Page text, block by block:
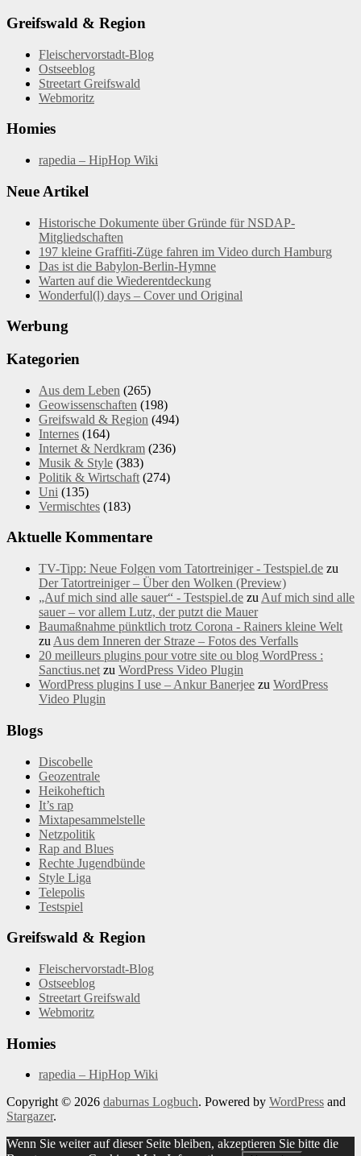
Greifswald & Region
Fleischervorstadt-Blog
Ostseeblog
Streetart Greifswald
Webmoritz
Homies
rapedia – HipHop Wiki
Neue Artikel
Historische Dokumente über Gründe für NSDAP-
Mitgliedschaften
197 kleine Graffiti-Züge fahren im Video durch Hamburg
Das ist die Babylon-Berlin-Hymne
Warten auf die Wiederentdeckung
Wonderful(l) days – Cover und Original
Werbung
Kategorien
Aus dem Leben (265)
Geowissenschaften (198)
Greifswald & Region (494)
Internes (164)
Internet & Nerdkram (236)
Musik & Style (383)
Politik & Wirtschaft (274)
Uni (135)
Vermischtes (183)
Aktuelle Kommentare
TV-Tipp: Neue Folgen vom Tatortreiniger - Testspiel.de zu
Der Tatortreiniger – Über den Wolken (Preview)
„Auf mich sind alle sauer“ - Testspiel.de zu Auf mich sind alle
sauer – vor allem Lutz, der putzt die Mauer
Baumaßnahme pünktlich trotz Corona - Rainers kleine Welt
zu Aus dem Inneren der Straze – Fotos des Verfalls
20 meilleurs plugins pour votre site ou blog WordPress :
Sanctius.net zu WordPress Video Plugin
WordPress plugins I use – Ankur Banerjee zu WordPress
Video Plugin
Blogs
Discobelle
Geozentrale
Heikoheftich
It’s rap
Mixtapesammelstelle
Netzpolitik
Rap and Blues
Rechte Jugendbünde
Style Liga
Telepolis
Testspiel
Greifswald & Region
Fleischervorstadt-Blog
Ostseeblog
Streetart Greifswald
Webmoritz
Homies
rapedia – HipHop Wiki
Copyright © 2026 daburnas Logbuch. Powered by WordPress and
Stargazer.
Wenn Sie weiter auf dieser Seite bleiben, akzeptieren Sie bitte die